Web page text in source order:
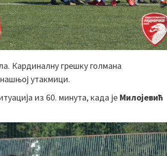
Кардиналну грешку голмана
утакмици.
из 60. минута, када је Милојевић